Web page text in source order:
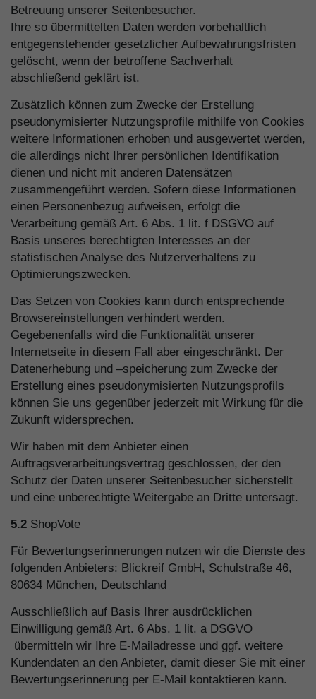
Betreuung unserer Seitenbesucher.
Ihre so übermittelten Daten werden vorbehaltlich
entgegenstehender gesetzlicher Aufbewahrungsfristen
gelöscht, wenn der betroffene Sachverhalt
abschließend geklärt ist.
Zusätzlich können zum Zwecke der Erstellung
pseudonymisierter Nutzungsprofile mithilfe von Cookies
weitere Informationen erhoben und ausgewertet werden,
die allerdings nicht Ihrer persönlichen Identifikation
dienen und nicht mit anderen Datensätzen
zusammengeführt werden. Sofern diese Informationen
einen Personenbezug aufweisen, erfolgt die
Verarbeitung gemäß Art. 6 Abs. 1 lit. f DSGVO auf
Basis unseres berechtigten Interesses an der
statistischen Analyse des Nutzerverhaltens zu
Optimierungszwecken.
Das Setzen von Cookies kann durch entsprechende
Browsereinstellungen verhindert werden.
Gegebenenfalls wird die Funktionalität unserer
Internetseite in diesem Fall aber eingeschränkt. Der
Datenerhebung und –speicherung zum Zwecke der
Erstellung eines pseudonymisierten Nutzungsprofils
können Sie uns gegenüber jederzeit mit Wirkung für die
Zukunft widersprechen.
Wir haben mit dem Anbieter einen
Auftragsverarbeitungsvertrag geschlossen, der den
Schutz der Daten unserer Seitenbesucher sicherstellt
und eine unberechtigte Weitergabe an Dritte untersagt.
5.2 ShopVote
Für Bewertungserinnerungen nutzen wir die Dienste des
folgenden Anbieters: Blickreif GmbH, Schulstraße 46,
80634 München, Deutschland
Ausschließlich auf Basis Ihrer ausdrücklichen
Einwilligung gemäß Art. 6 Abs. 1 lit. a DSGVO
übermitteln wir Ihre E-Mailadresse und ggf. weitere
Kundendaten an den Anbieter, damit dieser Sie mit einer
Bewertungserinnerung per E-Mail kontaktieren kann.